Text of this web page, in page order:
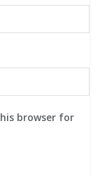
browser for